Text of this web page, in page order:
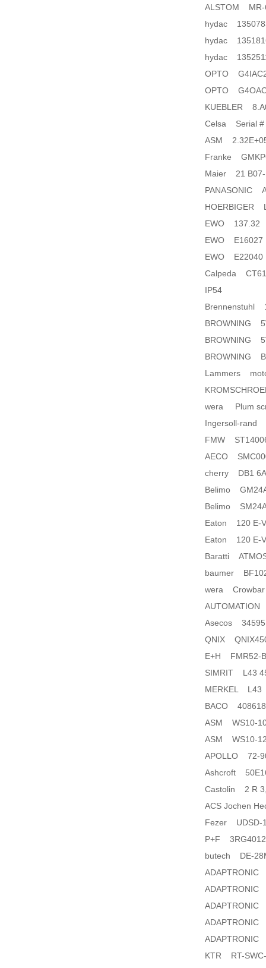
ALSTOM MR-
hydac
hydac
hydac
OPTO
OPTO
KUEBLER
Celsa Serial #
ASM
Franke
Maier 21 B07-
PANASONIC
HOERBIGER
EWO 137.32
EWO E16027
EWO E22040
Calpeda CT61
IP54
Brennenstuhl
BROWNING
BROWNING
BROWNING
Lammers
wera Plum
Ingersoll-rand
FMW
AECO
cherry DB1
Belimo
Belimo
Eaton 120 E-
Eaton 120 E-
Baratti
baumer
wera Crowbar
Asecos 34595
QNIX
E+H FMR52-
SIMRIT L43
MERKEL L43
BACO
ASM WS10-
ASM WS10-
APOLLO 72-
Ashcroft
Castolin 2 R
ACS Jochen
Fezer UDSD-
P+F
butech DE-
ADAPTRONIC
ADAPTRONIC
ADAPTRONIC
ADAPTRONIC
ADAPTRONIC
KTR RT-